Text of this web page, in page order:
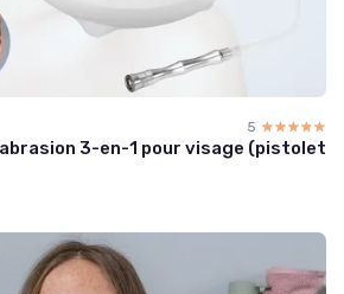
5 ☆☆☆☆☆
★★★★★
3-en-1 pour visage (pistolet